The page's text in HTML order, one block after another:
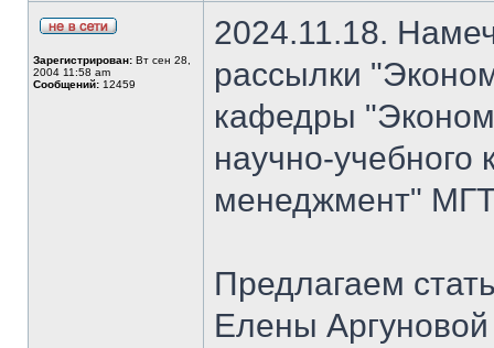
Зарегистрирован: Вт сен 28,
2004 11:58 am
Сообщений: 12459
2024.11.18.
рассылки
кафедры
научно-
менеджмент"
Предлагаем
Елены